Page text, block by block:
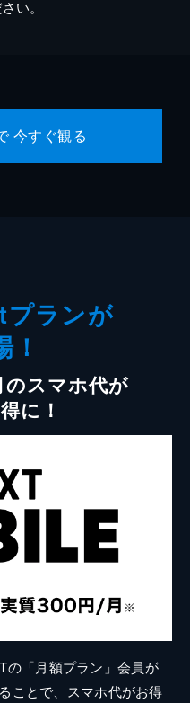
い。
今すぐ観る
ランが
スマホ代が
に！
の「月額プラン」会員が
ことで、スマホ代がお得